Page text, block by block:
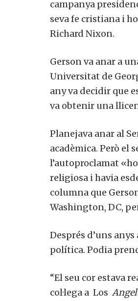
campanya
seva fe cristiana i
Richard Nixon.
Gerson va anar a
Universitat de
any va decidir que
va obtenir una
Planejava anar al
acadèmica. Però el
l’autoproclamat
religiosa i havia
columna que
Washington, DC,
Després d’uns
política. Podia
“El seu cor estava
col·lega a Los